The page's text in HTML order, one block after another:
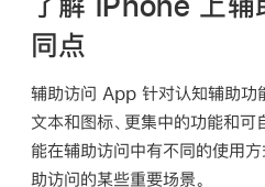
中
搜
同点
辅助访问 App 针对认知辅助功
文本和图标、更集中的功能和可
能在辅助访问中有不同的使用
助访问的某些重要场景。